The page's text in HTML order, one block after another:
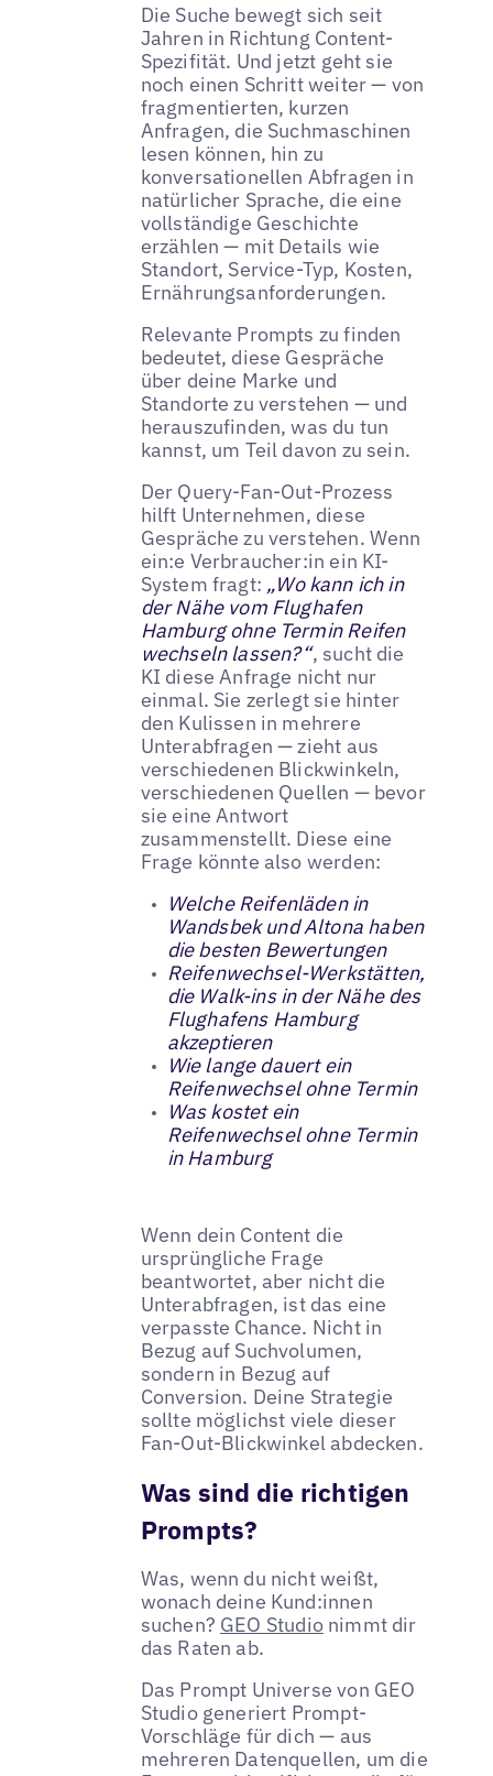
Die Suche bewegt sich seit
Jahren in Richtung Content-
Spezifität. Und jetzt geht sie
noch einen Schritt weiter — von
fragmentierten, kurzen
Anfragen, die Suchmaschinen
lesen können, hin zu
konversationellen Abfragen in
natürlicher Sprache, die eine
vollständige Geschichte
erzählen — mit Details wie
Standort, Service-Typ, Kosten,
Ernährungsanforderungen.
Relevante Prompts zu finden
bedeutet, diese Gespräche
über deine Marke und
Standorte zu verstehen — und
herauszufinden, was du tun
kannst, um Teil davon zu sein.
Der Query-Fan-Out-Prozess
hilft Unternehmen, diese
Gespräche zu verstehen. Wenn
ein:e Verbraucher:in ein KI-
System fragt: „Wo kann ich in
der Nähe vom Flughafen
Hamburg ohne Termin Reifen
wechseln lassen?“, sucht die
KI diese Anfrage nicht nur
einmal. Sie zerlegt sie hinter
den Kulissen in mehrere
Unterabfragen — zieht aus
verschiedenen Blickwinkeln,
verschiedenen Quellen — bevor
sie eine Antwort
zusammenstellt. Diese eine
Frage könnte also werden:
Welche Reifenläden in
Wandsbek und Altona haben
die besten Bewertungen
Reifenwechsel-Werkstätten,
die Walk-ins in der Nähe des
Flughafens Hamburg
akzeptieren
Wie lange dauert ein
Reifenwechsel ohne Termin
Was kostet ein
Reifenwechsel ohne Termin
in Hamburg
Wenn dein Content die
ursprüngliche Frage
beantwortet, aber nicht die
Unterabfragen, ist das eine
verpasste Chance. Nicht in
Bezug auf Suchvolumen,
sondern in Bezug auf
Conversion. Deine Strategie
sollte möglichst viele dieser
Fan-Out-Blickwinkel abdecken.
Was sind die richtigen
Prompts?
Was, wenn du nicht weißt,
wonach deine Kund:innen
suchen? GEO Studionimmt dir
das Raten ab.
Das Prompt Universe von GEO
Studio generiert Prompt-
Vorschläge für dich — aus
mehreren Datenquellen, um die